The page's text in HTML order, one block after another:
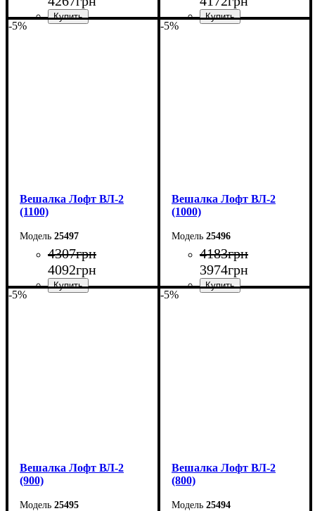
-5%
Вешалка Лофт ВЛ-2
(1100)
25497
4307грн
4092грн
-5%
Вешалка Лофт ВЛ-2
(1000)
25496
4183грн
3974грн
-5%
Вешалка Лофт ВЛ-2
(900)
25495
-5%
Вешалка Лофт ВЛ-2
(800)
25494